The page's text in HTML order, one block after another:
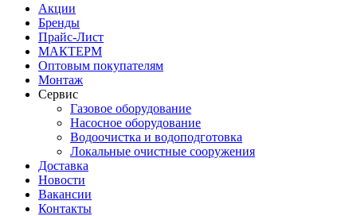
Акции
Бренды
Прайс-Лист
МАКТЕРМ
Оптовым покупателям
Монтаж
Сервис
Газовое оборудование
Насосное оборудование
Водоочистка и водоподготовка
Локальные очистные сооружения
Доставка
Новости
Вакансии
Контакты